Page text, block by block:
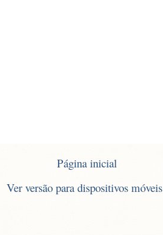
Página inicial
Ver versão para dispositivos móveis